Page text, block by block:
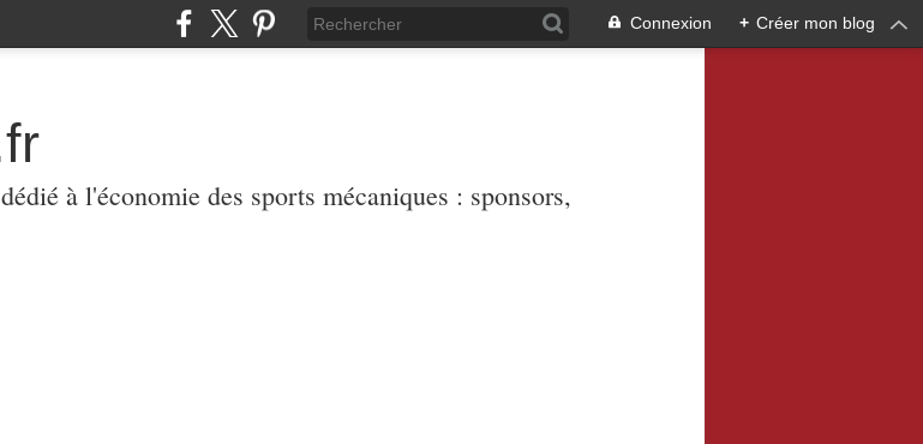
Connexion + Créer mon blog
à l'économie des sports mécaniques : sponsors,